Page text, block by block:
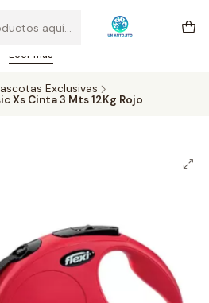
las 14 hrs. Envío GRATIS mismo
por compras desde CLP 39.900.
y domingos hasta 14 hrs.
Leer más
Exclusivas
Xs Cinta 3 Mts 12Kg Rojo